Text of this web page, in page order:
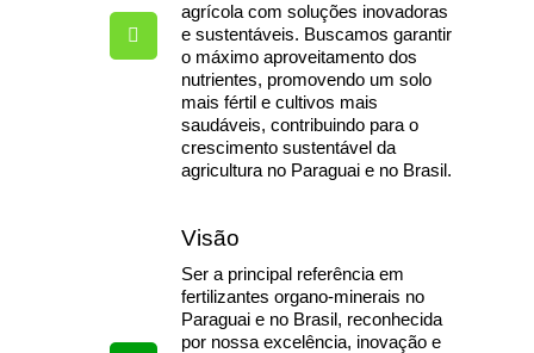
agrícola com soluções inovadoras
e sustentáveis. Buscamos garantir
o máximo aproveitamento dos
nutrientes, promovendo um solo
mais fértil e cultivos mais
saudáveis, contribuindo para o
crescimento sustentável da
agricultura no Paraguai e no Brasil.
Visão
Ser a principal referência em
fertilizantes organo-minerais no
Paraguai e no Brasil, reconhecida
por nossa excelência, inovação e